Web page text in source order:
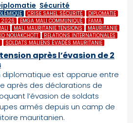
Sécurité
CRISE SAHEL SÉCURITÉ
DIPLOMATIE
2026
EMGA MALI COMMUNIQUÉ
FAMA
MALI MAURITANIE TENSIONS
MAURITANIE
NOUAKCHOTT
RELATIONS INTERNATIONALES
SOLDATS MALIENS ÉVADÉS MAURITANIE
après l’évasion de 2
diplomatique est apparue entre
après des déclarations de
l’évasion de soldats
armés depuis un camp de
mauritanien.